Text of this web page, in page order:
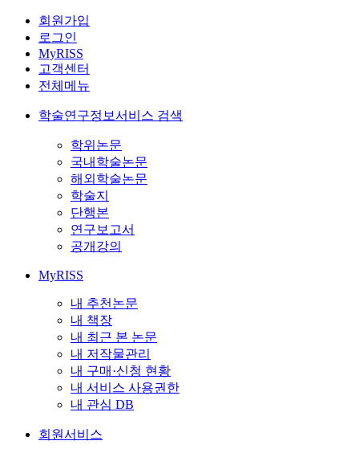
회원가입
로그인
MyRISS
고객센터
전체메뉴
학술연구정보서비스 검색
학위논문
국내학술논문
해외학술논문
학술지
단행본
연구보고서
공개강의
MyRISS
내 추천논문
내 책장
내 최근 본 논문
내 저작물관리
내 구매·신청 현황
내 서비스 사용권한
내 관심 DB
회원서비스